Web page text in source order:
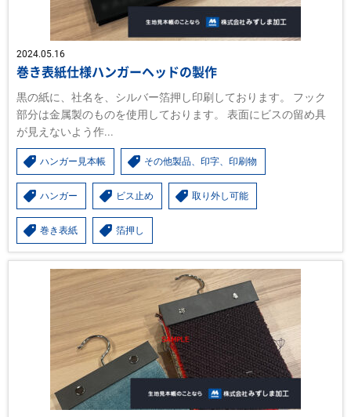
2024.05.16
巻き表紙仕様ハンガーヘッドの製作
黒の紙に、社名を、シルバー箔押し印刷しております。 フック
部分は金属製のものを使用しております。 表面にビスの留め具
が見えないよう作...
ハンガー見本帳 その他製品、印字、印刷物
ハンガー ビス止め 取り外し可能
巻き表紙 箔押し